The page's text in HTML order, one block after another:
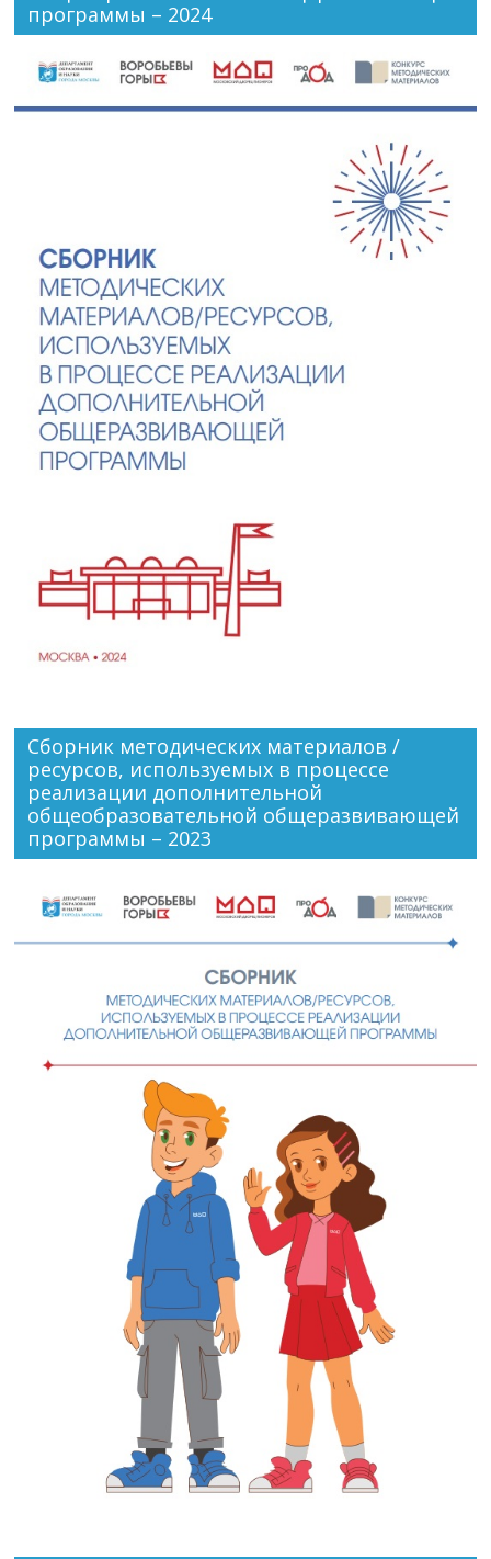
программы – 2024
Сборник методических материалов /
ресурсов, используемых в процессе
реализации дополнительной
общеобразовательной общеразвивающей
программы – 2023